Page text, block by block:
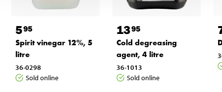
595
Spirit vinegar 12%, 5
litre
36-0298
Sold online
1395
Cold degreasing
agent, 4 litre
36-1013
Sold online